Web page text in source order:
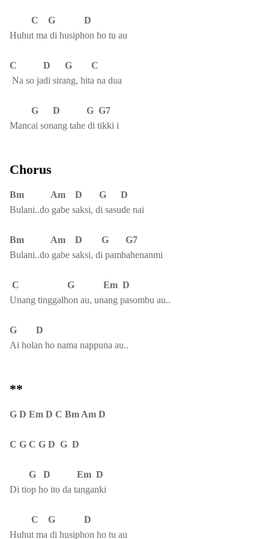
C G D
Huhut ma di husiphon ho tu au
C D G C
Na so jadi sirang, hita na dua
G D G G7
Mancai sonang tahe di tikki i
Chorus
Bm Am D G D
Bulani..do gabe saksi, di sasude nai
Bm Am D G G7
Bulani..do gabe saksi, di pambahenanmi
C G Em D
Unang tinggalhon au, unang pasombu au..
G D
Ai holan ho nama nappuna au..
**
G D Em D C Bm Am D
C G C G D G D
G D Em D
Di tiop ho ito da tanganki
C G D
Huhut ma di husiphon ho tu au